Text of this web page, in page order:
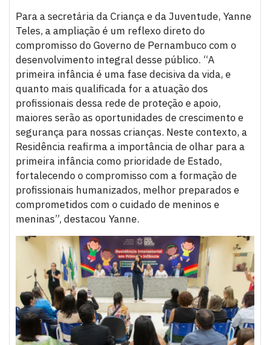
Para a secretária da Criança e da Juventude, Yanne
Teles, a ampliação é um reflexo direto do
compromisso do Governo de Pernambuco com o
desenvolvimento integral desse público. “A
primeira infância é uma fase decisiva da vida, e
quanto mais qualificada for a atuação dos
profissionais dessa rede de proteção e apoio,
maiores serão as oportunidades de crescimento e
segurança para nossas crianças. Neste contexto, a
Residência reafirma a importância de olhar para a
primeira infância como prioridade de Estado,
fortalecendo o compromisso com a formação de
profissionais humanizados, melhor preparados e
comprometidos com o cuidado de meninos e
meninas”, destacou Yanne.